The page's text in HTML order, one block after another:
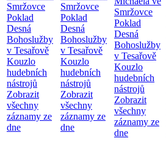
Smržovce
Poklad
Desná
Bohoslužby
v Tesařově
Kouzlo
hudebních
nástrojů
Zobrazit
všechny
záznamy ze
dne
Smržovce
Poklad
Desná
Bohoslužby
v Tesařově
Kouzlo
hudebních
nástrojů
Zobrazit
všechny
záznamy ze
dne
Smržovce
Poklad
Desná
Bohoslužby
v Tesařově
Kouzlo
hudebních
nástrojů
Zobrazit
všechny
záznamy ze
dne